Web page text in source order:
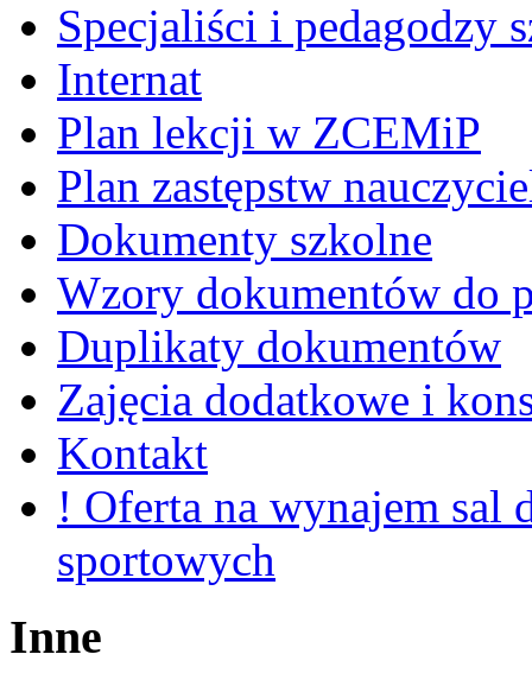
Specjaliści i pedagodzy
Internat
Plan lekcji w ZCEMiP
Plan zastępstw
Dokumenty szkolne
Wzory dokumentów do
Duplikaty dokumentów
Zajęcia dodatkowe i
Kontakt
! Oferta na wynajem
sportowych
Inne